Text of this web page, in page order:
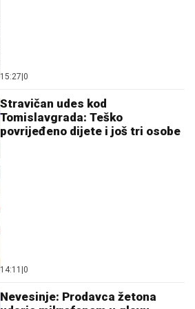
15:27 0
Stravičan udes kod
Tomislavgrada: Teško
povrijeđeno dijete i još tri osobe
14:11 0
Nevesinje: Prodavca žetona